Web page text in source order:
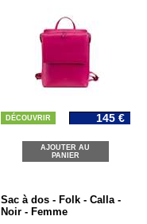
DÉCOUVRIR 145 €
AJOUTER AU
PANIER
Sac à dos - Folk - Calla -
Noir - Femme